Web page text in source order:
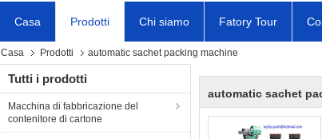
Casa Prodotti Chi siamo Fatory Tour
Casa Prodotti automatic sachet packing machine
Tutti i prodotti
Macchina di fabbricazione del
contenitore di cartone
automatic sachet